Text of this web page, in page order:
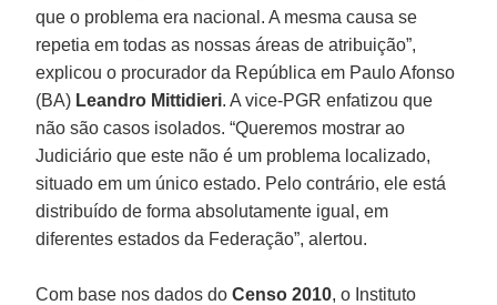
que o problema era nacional. A mesma causa se
repetia em todas as nossas áreas de atribuição”,
explicou o procurador da República em Paulo Afonso
(BA) Leandro Mittidieri. A vice-PGR enfatizou que
não são casos isolados. “Queremos mostrar ao
Judiciário que este não é um problema localizado,
situado em um único estado. Pelo contrário, ele está
distribuído de forma absolutamente igual, em
diferentes estados da Federação”, alertou.
Com base nos dados doCenso 2010, o Instituto